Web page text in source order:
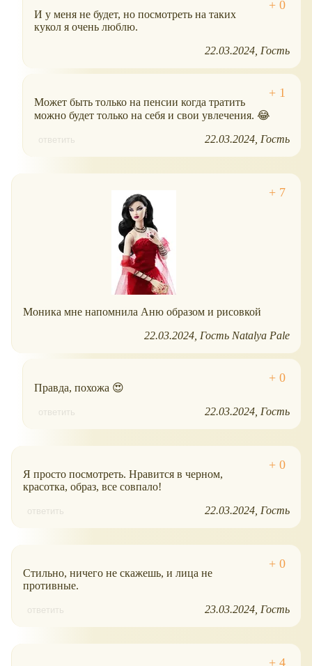
И у меня не будет, но посмотреть на таких
кукол я очень люблю.
22.03.2024 Гость
Может быть только на пенсии когда тратить
можно будет только на себя и свои увлечения. 😂
ответить 22.03.2024 Гость
Моника мне напомнила Аню образом и рисовкой
22.03.2024 Гость Natalya Pale
Правда, похожа 😍
ответить 22.03.2024 Гость
Я просто посмотреть. Нравится в черном,
красотка, образ, все совпало!
ответить 22.03.2024 Гость
Стильно, ничего не скажешь, и лица не
противные.
ответить 23.03.2024 Гость